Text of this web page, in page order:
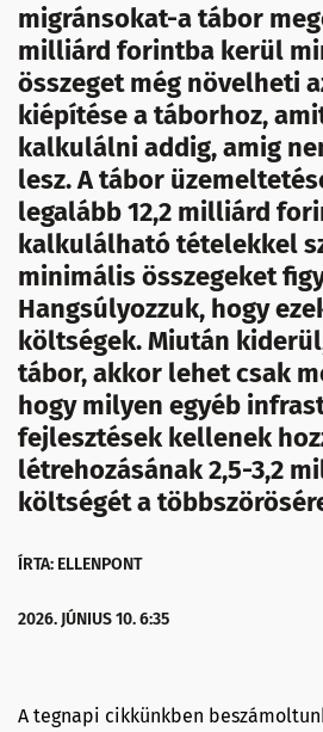
migránsokat-a tábor
milliárd forintba kerül
összeget még növelheti
kiépítése a táborhoz,
kalkulálni addig, amig
lesz. A tábor
legalább 12,2 milliárd
kalkulálható tételekkel
minimális összegeket
Hangsúlyozzuk, hogy
költségek. Miután
tábor, akkor lehet csak
hogy milyen egyéb
fejlesztések kellenek
létrehozásának 2,5-3,2
költségét a
ÍRTA: ELLENPONT
2026. JÚNIUS 10. 6:35
A tegnapi cikkünkben